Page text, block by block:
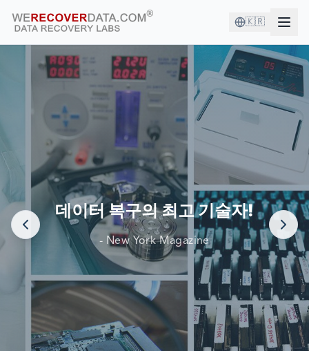
🇰🇷
좋은 회사와 함께하고 있습니다!
세계 최대 기업들이 데이터 복구를 위해 당사에 의존합니다.
데이터 복구의 최고 기술자!
- New York Magazine